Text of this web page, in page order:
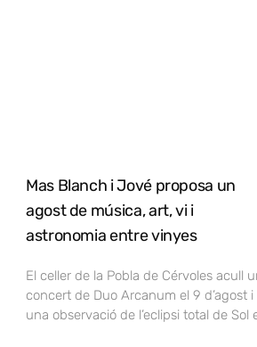
Mas Blanch i Jové proposa un
agost de música, art, vi i
astronomia entre vinyes
El celler de la Pobla de Cérvoles acull
concert de Duo Arcanum el 9 d’agost i
una observació de l’eclipsi total de Sol